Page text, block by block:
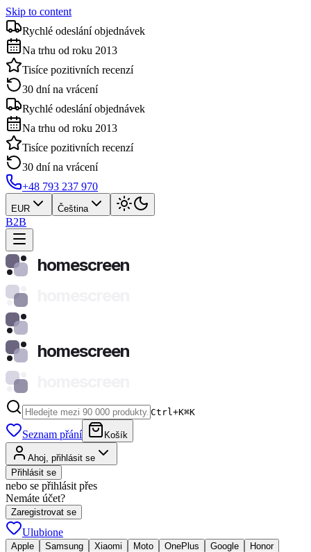
Skip to content
Rychlé odeslání objednávek
Na trhu od roku 2013
Tisíce pozitivních recenzí
30 dní na vrácení
Rychlé odeslání objednávek
Na trhu od roku 2013
Tisíce pozitivních recenzí
30 dní na vrácení
+48 793 237 970
EUR Čeština
B2B
homescreen
homescreen
Ctrl+K⌘K
Seznam přání Košík
Ahoj, přihlásit se
Přihlásit se
nebo se přihlásit přes
Nemáte účet?
Zaregistrovat se
Ulubione
Apple Samsung Xiaomi Moto OnePlus Google
Honor